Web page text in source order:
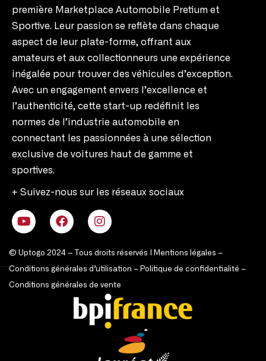
première Marketplace Automobile Pretium et
Sportive. Leur passion se reflète dans chaque
aspect de leur plate-forme, offrant aux
amateurs et aux collectionneurs une expérience
inégalée pour trouver des véhicules d’exception.
Avec un engagement envers l’excellence et
l’authenticité, cette start-up redéfinit les
normes de l’industrie automobile en
connectant les passionnées à une sélection
exclusive de voitures haut de gamme et
sportives.
+ Suivez-nous sur les réseaux sociaux
© Uptogo 2024 – Tous droits réservés | Mentions légales –
Conditions générales d’utilisation – Politique de confidentialité –
Conditions générales de vente